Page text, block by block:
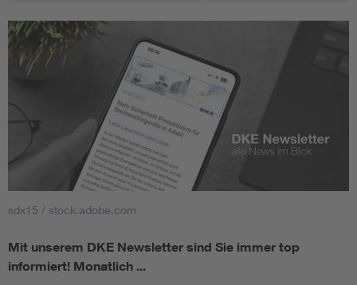
sdx15 / stock.adobe.com
Mit unserem DKE Newsletter sind Sie immer top
informiert! Monatlich ...